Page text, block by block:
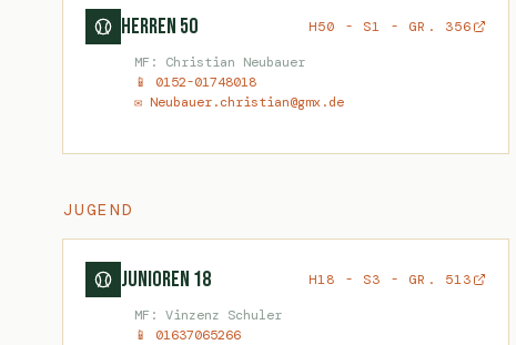
Herren 50
H50 - S1 - GR. 356
MF: Christian Neubauer
📱 0152-01748018
✉ Neubauer.christian@gmx.de
JUGEND
Junioren 18
H18 - S3 - GR. 513
MF: Vinzenz Schuler
📱 01637065266